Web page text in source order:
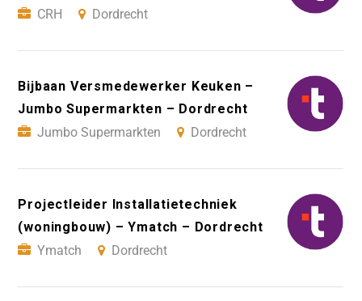
CRH
Dordrecht
Bijbaan Versmedewerker Keuken –
Jumbo Supermarkten – Dordrecht
Jumbo Supermarkten
Dordrecht
Projectleider Installatietechniek
(woningbouw) – Ymatch – Dordrecht
Ymatch
Dordrecht